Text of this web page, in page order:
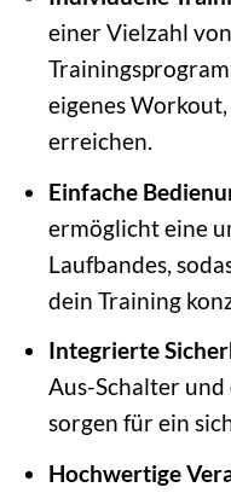
einer Vielzahl
eigenes
erreichen.
Einfache
ermöglicht eine
Laufbandes,
dein Training
Integrierte
Aus-Schalter
sorgen für ein
Hochwertige